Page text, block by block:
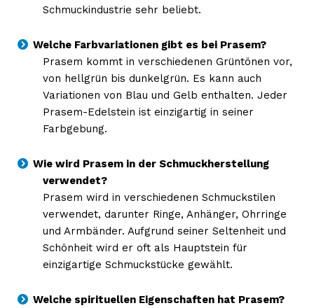
Erhalte unseren
kostenlosen Newsletter
Schmuckindustrie sehr beliebt.
Welche Farbvariationen gibt es bei Prasem?
Prasem kommt in verschiedenen Grüntönen vor,
von hellgrün bis dunkelgrün. Es kann auch
Variationen von Blau und Gelb enthalten. Jeder
Prasem-Edelstein ist einzigartig in seiner
Farbgebung.
Wie wird Prasem in der Schmuckherstellung
verwendet?
Prasem wird in verschiedenen Schmuckstilen
verwendet, darunter Ringe, Anhänger, Ohrringe
und Armbänder. Aufgrund seiner Seltenheit und
Schönheit wird er oft als Hauptstein für
einzigartige Schmuckstücke gewählt.
Welche spirituellen Eigenschaften hat Prasem?